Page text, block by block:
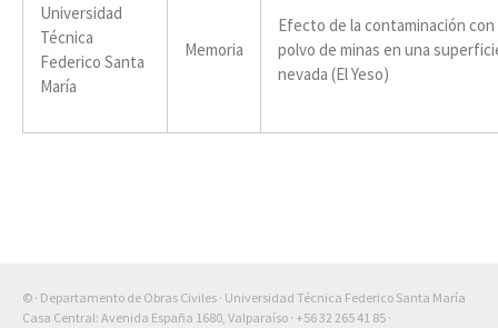
Universidad
Técnica
Federico Santa
María
Memoria
Efecto de la contaminación con
polvo de minas en una
nevada (El Yeso)
© · Departamento de Obras Civiles · Universidad Técnica Federico Santa María
Casa Central: Avenida España 1680, Valparaíso · +56 32 265 41 85 ·